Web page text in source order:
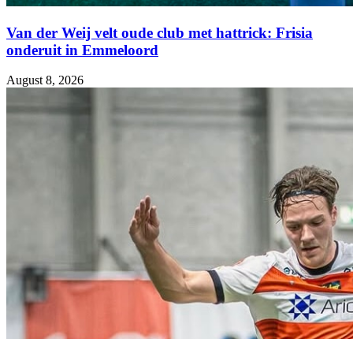
Van der Weij velt oude club met hattrick: Frisia
onderuit in Emmeloord
August 8, 2026